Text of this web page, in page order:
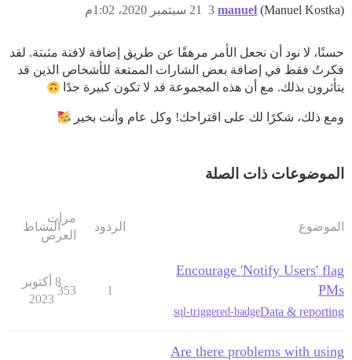
manuel (Manuel Kostka) 21 سبتمبر 2020، 1:02م 3
حسنًا، لا نود أن نجعل الأمر مرهقًا عن طريق إضافة لافتة مثبتة. لقد
فكرتُ فقط في إضافة بعض الشارات الممتعة للأشخاص الذين قد
يتأثرون بذلك. مع أن هذه المجموعة قد لا تكون كبيرة جدًا
ومع ذلك، شكرًا لك على اقتراحك! وكل عام وأنت بخير
الموضوعات ذات الصلة
الموضوع الردود
مرات
العرض
النشاط
Encourage 'Notify Users' flag
PMs
Data & reporting
sql-triggered-badge
1
353
8 أكتوبر
2023
Are there problems with using